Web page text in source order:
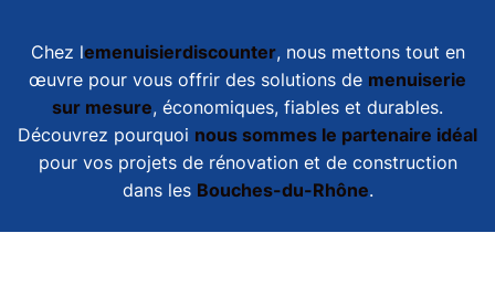
Chez lemenuisierdiscounter, nous mettons tout en
œuvre pour vous offrir des solutions de menuiserie
sur mesure, économiques, fiables et durables.
Découvrez pourquoi nous sommes le partenaire idéal
pour vos projets de rénovation et de construction
dans les Bouches-du-Rhône.